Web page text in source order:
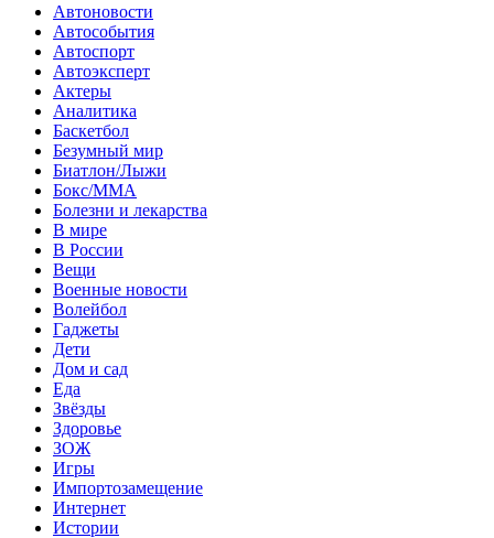
Автоновости
Автособытия
Автоспорт
Автоэксперт
Актеры
Аналитика
Баскетбол
Безумный мир
Биатлон/Лыжи
Бокс/MMA
Болезни и лекарства
В мире
В России
Вещи
Военные новости
Волейбол
Гаджеты
Дети
Дом и сад
Еда
Звёзды
Здоровье
ЗОЖ
Игры
Импортозамещение
Интернет
Истории